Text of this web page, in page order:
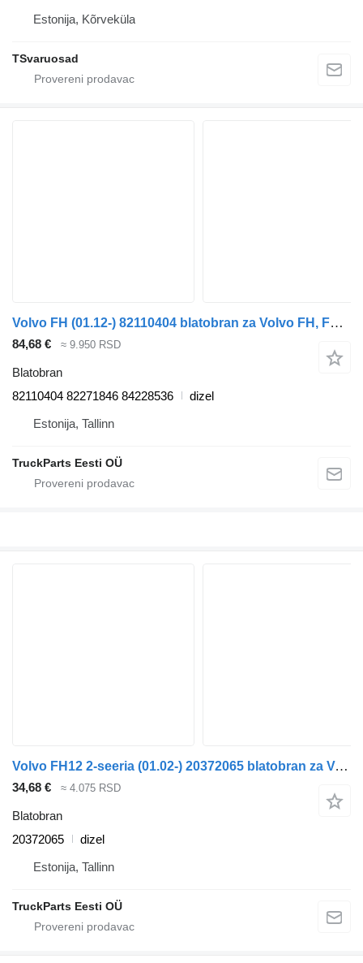
Estonija, Kõrveküla
TSvaruosad
Volvo FH (01.12-) 82110404 blatobran za Volvo FH, FM, FMX-4 series (2013-) tegljača
84,68 € ≈ 9.950 RSD
Blatobran
82110404 82271846 84228536
dizel
Estonija, Tallinn
TruckParts Eesti OÜ
Volvo FH12 2-seeria (01.02-) 20372065 blatobran za Volvo FH12, FH16, NH12, FH, VNL780 (1993-2014) tegljača
34,68 € ≈ 4.075 RSD
Blatobran
20372065
dizel
Estonija, Tallinn
TruckParts Eesti OÜ